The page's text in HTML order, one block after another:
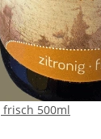
500ml